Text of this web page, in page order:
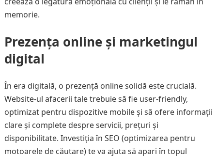
memorie.
Prezența online și marketingul
digital
În era digitală, o prezență online solidă este crucială.
Website-ul afacerii tale trebuie să fie user-friendly,
optimizat pentru dispozitive mobile și să ofere informații
clare și complete despre servicii, prețuri și
disponibilitate. Investiția în SEO (optimizarea pentru
motoarele de căutare) te va ajuta să apari în topul